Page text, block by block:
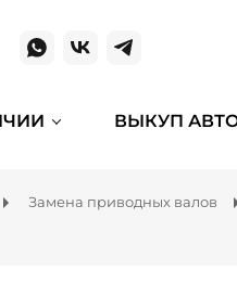
ВЫКУП
Замена приводных валов